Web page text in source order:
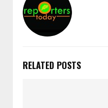
RELATED POSTS